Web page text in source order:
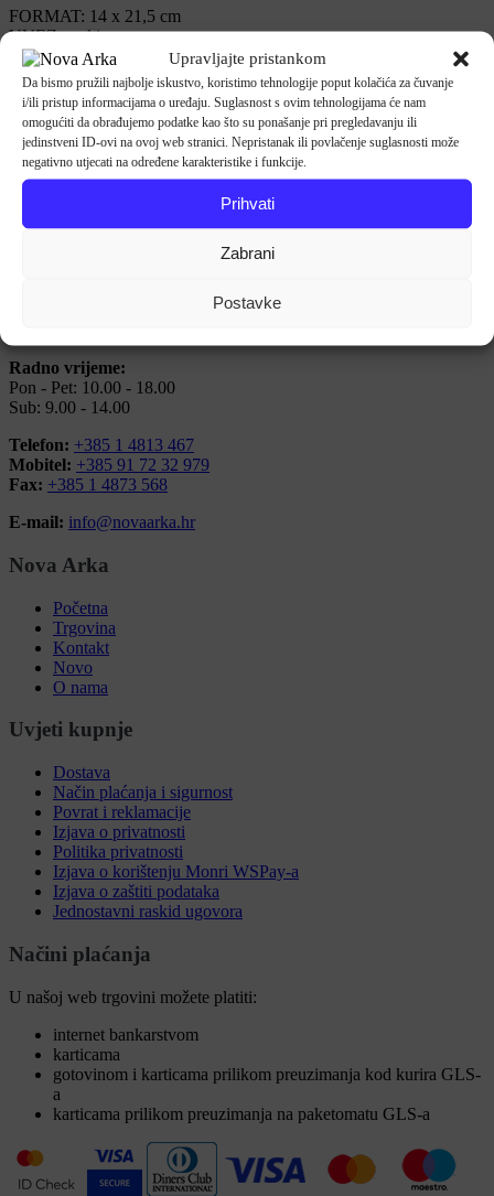
Upravljajte pristankom
Da bismo pružili najbolje iskustvo, koristimo tehnologije poput kolačića za čuvanje
i/ili pristup informacijama o uređaju. Suglasnost s ovim tehnologijama će nam
omogućiti da obrađujemo podatke kao što su ponašanje pri pregledavanju ili
jedinstveni ID-ovi na ovoj web stranici. Nepristanak ili povlačenje suglasnosti može
negativno utjecati na određene karakteristike i funkcije.
Prihvati
Zabrani
Postavke
FORMAT: 14 x 21,5 cm
UVEZ: meki
BROJ STRANICA: 226
BIBLIOTEKA: –
IZDAVAČ: TELEDISK
IZDANJE: 2013.
PREVODITELJ: Maja Cioni
JEZIK: hrvatski
ISBN: 9789537903107
Radno vrijeme:
Pon - Pet: 10.00 - 18.00
Sub: 9.00 - 14.00
Telefon: +385 1 4813 467
Mobitel: +385 91 72 32 979
Fax: +385 1 4873 568
E-mail: info@novaarka.hr
Nova Arka
Početna
Trgovina
Kontakt
Novo
O nama
Uvjeti kupnje
Dostava
Način plaćanja i sigurnost
Povrat i reklamacije
Izjava o privatnosti
Politika privatnosti
Izjava o korištenju Monri WSPay-a
Izjava o zaštiti podataka
Jednostavni raskid ugovora
Načini plaćanja
U našoj web trgovini možete platiti:
internet bankarstvom
karticama
gotovinom i karticama prilikom preuzimanja kod kurira GLS-
a
karticama prilikom preuzimanja na paketomatu GLS-a